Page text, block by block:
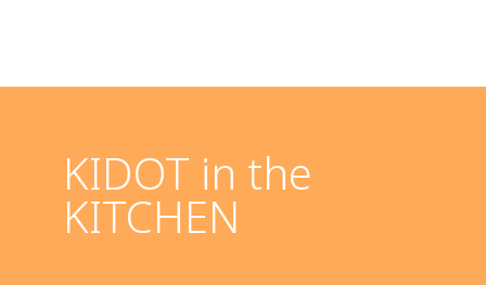
KIDOT in the
KITCHEN